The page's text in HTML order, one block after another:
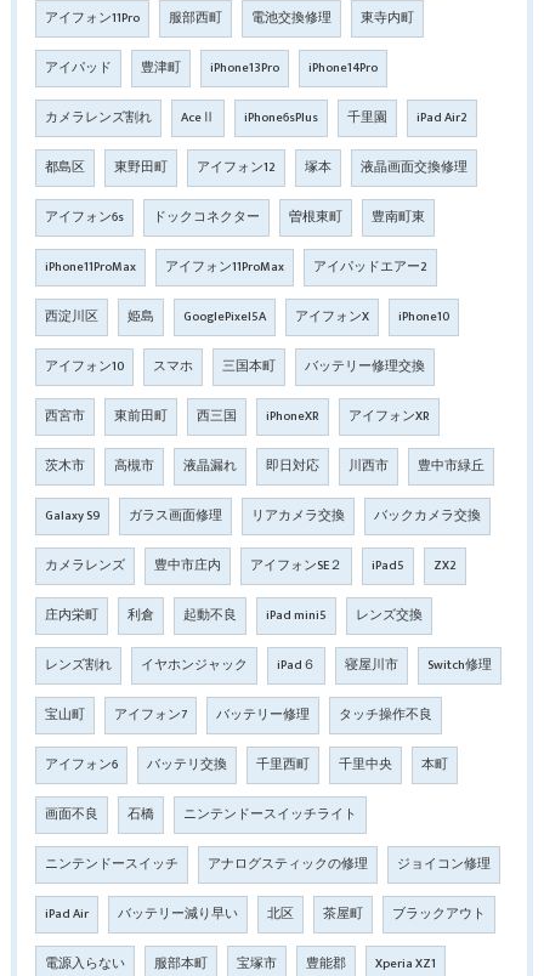
アイフォン11Pro 服部西町 電池交換修理 東寺内町
アイパッド 豊津町 iPhone13Pro iPhone14Pro
カメラレンズ割れ AceⅡ iPhone6sPlus 千里園 iPad Air2
都島区 東野田町 アイフォン12 塚本 液晶画面交換修理
アイフォン6s ドックコネクター 曽根東町 豊南町東
iPhone11ProMax アイフォン11ProMax アイパッドエアー2
西淀川区 姫島 GooglePixel5A アイフォンX iPhone10
アイフォン10 スマホ 三国本町 バッテリー修理交換
西宮市 東前田町 西三国 iPhoneXR アイフォンXR
茨木市 高槻市 液晶漏れ 即日対応 川西市 豊中市緑丘
Galaxy S9 ガラス画面修理 リアカメラ交換 バックカメラ交換
カメラレンズ 豊中市庄内 アイフォンSE２ iPad5 ZX2
庄内栄町 利倉 起動不良 iPad mini5 レンズ交換
レンズ割れ イヤホンジャック iPad６ 寝屋川市 Switch修理
宝山町 アイフォン7 バッテリー修理 タッチ操作不良
アイフォン6 バッテリ交換 千里西町 千里中央 本町
画面不良 石橋 ニンテンドースイッチライト
ニンテンドースイッチ アナログスティックの修理 ジョイコン修理
iPad Air バッテリー減り早い 北区 茶屋町 ブラックアウト
電源入らない 服部本町 宝塚市 豊能郡 Xperia XZ1